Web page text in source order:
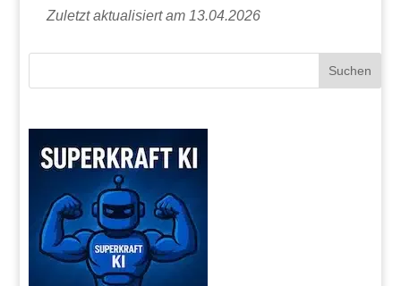
Zuletzt aktualisiert am 13.04.2026